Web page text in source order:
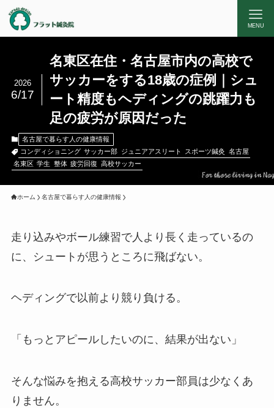
MENU
名東区在住・名古屋市内の高校で
サッカーをする18歳の症例｜シュ
ート精度もヘディングの跳躍力も
足の疲労が原因だった
2026
6/17
名古屋で暮らす人の健康情報
コンディショニング サッカー部 ジュニアアスリート スポーツ鍼灸 名古屋
名東区 学生 整体 疲労回復 高校サッカー
ホーム 名古屋で暮らす人の健康情報
走り込みやボール練習で人より長く走っているの
に、シュートが思うところに飛ばない。
ヘディングで以前より競り負ける。
「もっとアピールしたいのに、結果が出ない」
そんな悩みを抱える高校サッカー部員は少なくあ
りません。